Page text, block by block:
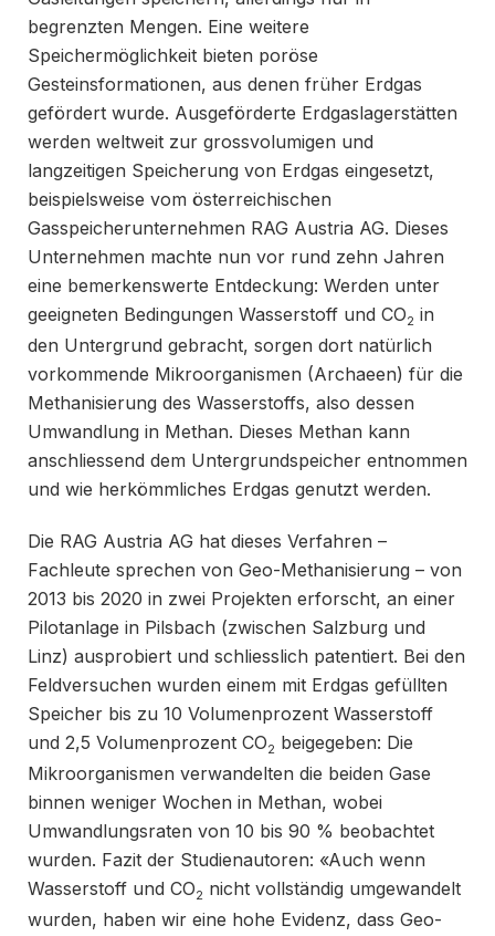
begrenzten Mengen. Eine weitere
Speichermöglichkeit bieten poröse
Gesteinsformationen, aus denen früher Erdgas
gefördert wurde. Ausgeförderte Erdgaslagerstätten
werden weltweit zur grossvolumigen und
langzeitigen Speicherung von Erdgas eingesetzt,
beispielsweise vom österreichischen
Gasspeicherunternehmen RAG Austria AG. Dieses
Unternehmen machte nun vor rund zehn Jahren
eine bemerkenswerte Entdeckung: Werden unter
geeigneten Bedingungen Wasserstoff und CO2 in
den Untergrund gebracht, sorgen dort natürlich
vorkommende Mikroorganismen (Archaeen) für die
Methanisierung des Wasserstoffs, also dessen
Umwandlung in Methan. Dieses Methan kann
anschliessend dem Untergrundspeicher entnommen
und wie herkömmliches Erdgas genutzt werden.
Die RAG Austria AG hat dieses Verfahren –
Fachleute sprechen von Geo-Methanisierung – von
2013 bis 2020 in zwei Projekten erforscht, an einer
Pilotanlage in Pilsbach (zwischen Salzburg und
Linz) ausprobiert und schliesslich patentiert. Bei den
Feldversuchen wurden einem mit Erdgas gefüllten
Speicher bis zu 10 Volumenprozent Wasserstoff
und 2,5 Volumenprozent CO2 beigegeben: Die
Mikroorganismen verwandelten die beiden Gase
binnen weniger Wochen in Methan, wobei
Umwandlungsraten von 10 bis 90 % beobachtet
wurden. Fazit der Studienautoren: «Auch wenn
Wasserstoff und CO2 nicht vollständig umgewandelt
wurden, haben wir eine hohe Evidenz, dass Geo-